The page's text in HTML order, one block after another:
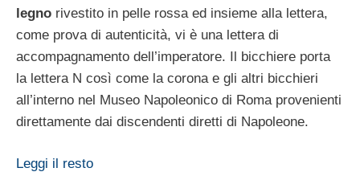
legno rivestito in pelle rossa ed insieme alla lettera,
come prova di autenticità, vi è una lettera di
accompagnamento dell’imperatore. Il bicchiere porta
la lettera N così come la corona e gli altri bicchieri
all’interno nel Museo Napoleonico di Roma provenienti
direttamente dai discendenti diretti di Napoleone.
Leggi il resto